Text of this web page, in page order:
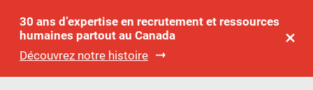
30 ans d’expertise en recrutement et ressources
humaines partout au Canada
Découvrez notre histoire